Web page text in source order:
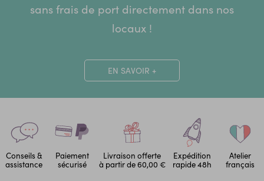
sans frais de port directement dans nos
locaux !
EN SAVOIR +
Conseils &
assistance
Paiement
sécurisé
Livraison offerte
à partir de 60,00 €
Expédition
rapide 48h
Atelier
français